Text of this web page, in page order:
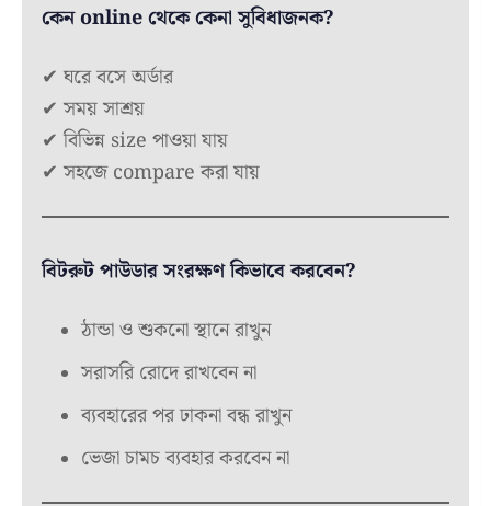
কেন online থেকে কেনা সুবিধাজনক?
✔ ঘরে বসে অর্ডার
✔ সময় সাশ্রয়
✔ বিভিন্ন size পাওয়া যায়
✔ সহজে compare করা যায়
বিটরুট পাউডার সংরক্ষণ কিভাবে করবেন?
ঠান্ডা ও শুকনো স্থানে রাখুন
সরাসরি রোদে রাখবেন না
ব্যবহারের পর ঢাকনা বন্ধ রাখুন
ভেজা চামচ ব্যবহার করবেন না